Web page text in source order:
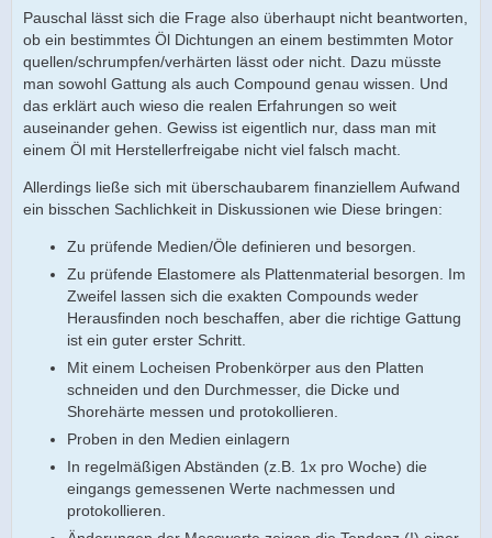
Pauschal lässt sich die Frage also überhaupt nicht beantworten,
ob ein bestimmtes Öl Dichtungen an einem bestimmten Motor
quellen/schrumpfen/verhärten lässt oder nicht. Dazu müsste
man sowohl Gattung als auch Compound genau wissen. Und
das erklärt auch wieso die realen Erfahrungen so weit
auseinander gehen. Gewiss ist eigentlich nur, dass man mit
einem Öl mit Herstellerfreigabe nicht viel falsch macht.
Allerdings ließe sich mit überschaubarem finanziellem Aufwand
ein bisschen Sachlichkeit in Diskussionen wie Diese bringen:
Zu prüfende Medien/Öle definieren und besorgen.
Zu prüfende Elastomere als Plattenmaterial besorgen. Im
Zweifel lassen sich die exakten Compounds weder
Herausfinden noch beschaffen, aber die richtige Gattung
ist ein guter erster Schritt.
Mit einem Locheisen Probenkörper aus den Platten
schneiden und den Durchmesser, die Dicke und
Shorehärte messen und protokollieren.
Proben in den Medien einlagern
In regelmäßigen Abständen (z.B. 1x pro Woche) die
eingangs gemessenen Werte nachmessen und
protokollieren.